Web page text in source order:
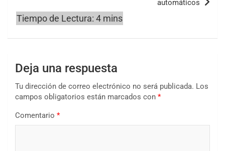
automáticos
Deja una respuesta
Tu dirección de correo electrónico no será publicada. Los
campos obligatorios están marcados con *
Comentario *